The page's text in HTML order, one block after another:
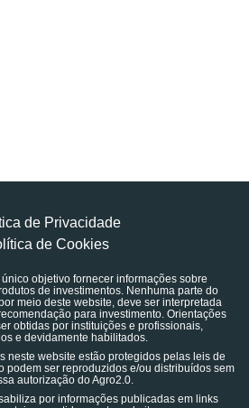
de Privacidade
de Cookies
objetivo fornecer informações sobre
de investimentos. Nenhuma parte do
meio deste website, deve ser interpretada
para investimento. Orientações
obtidas por instituições e profissionais,
e devidamente habilitados.
neste website estão protegidos pelas leis de
podem ser reproduzidos e/ou distribuídos sem
autorização do Agro2.0.
por informações publicadas em links